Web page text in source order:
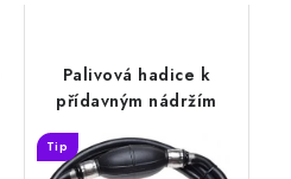
Palivová hadice k
přídavným nádržím
Tip